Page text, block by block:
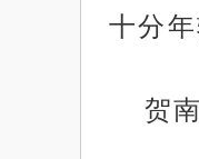
十分
贺